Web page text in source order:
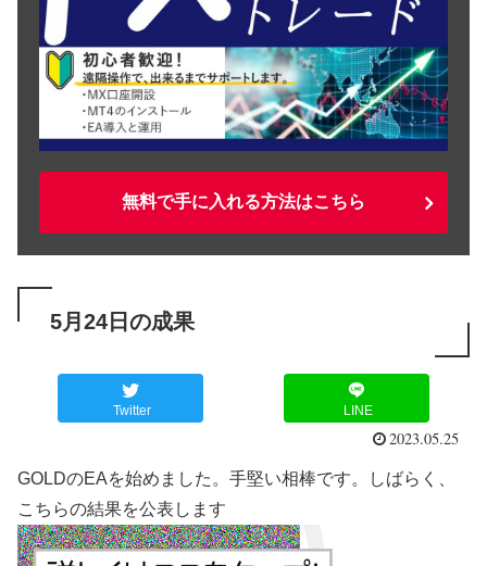
無料で手に入れる方法はこちら
5月24日の成果
Twitter LINE
2023.05.25
GOLDのEAを始めました。手堅い相棒です。しばらく、
こちらの結果を公表します